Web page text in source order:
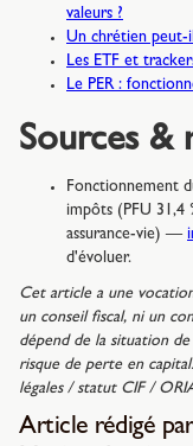
valeurs ?
Un chrétien peut-
Les ETF et
Le PER :
Sources &
Fonctionnement
impôts (PFU 31,4
assurance-vie) —
d'évoluer.
Cet article a une
un conseil fiscal, ni un
dépend de la situation
risque de perte en
légales / statut CIF /
Article rédigé par